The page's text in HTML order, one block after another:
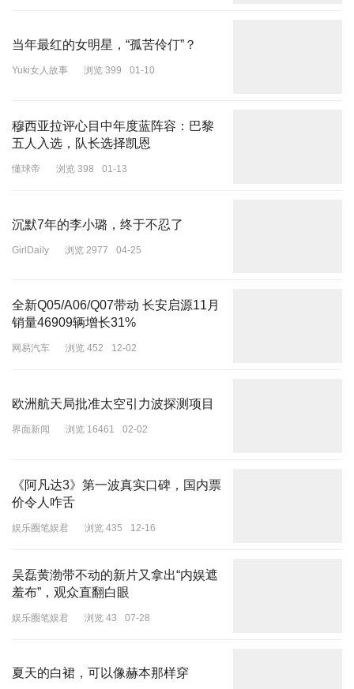
台湾中时新闻网27日称，孙天平拟移葬父亲遗骨回大陆的消息传出
后，岛内出现正反两派意见，在脸书隔空论战。反对者认为，若孙立
重”。支持迁葬者认为，既然孙天平指“落叶归根”是孙立人的遗愿，
就应尊重其说法和做法。而无论反对或赞成，多数岛内网民都表示，
斯人已逝，其最终归宿还是要尊重其家属的意愿，外人无置喙余地。
当年最红的女明星，“孤苦伶仃”？
Yuki女人故事 浏览 399 01-10
穆西亚拉评心目中年度蓝阵容：巴黎
五人入选，队长选择凯恩
懂球帝 浏览 398 01-13
沉默7年的李小璐，终于不忍了
GirlDaily 浏览 2977 04-25
全新Q05/A06/Q07带动 长安启源11月
销量46909辆增长31%
网易汽车 浏览 452 12-02
欧洲航天局批准太空引力波探测项目
界面新闻 浏览 16461 02-02
《阿凡达3》第一波真实口碑，国内票
价令人咋舌
娱乐圈笔娱君 浏览 435 12-16
吴磊黄渤带不动的新片又拿出“内娱遮
羞布”，观众直翻白眼
娱乐圈笔娱君 浏览 43 07-28
夏天的白裙，可以像赫本那样穿